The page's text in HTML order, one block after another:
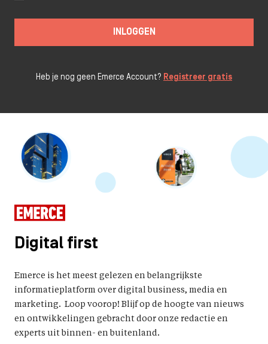
Digital first
Emerce is het meest gelezen en belangrijkste
informatieplatform over digital business, media en
marketing. Loop voorop! Blijf op de hoogte van nieuws
en ontwikkelingen gebracht door onze redactie en
experts uit binnen- en buitenland.
INLOGGEN
Heb je nog geen Emerce Account? Registreer gratis